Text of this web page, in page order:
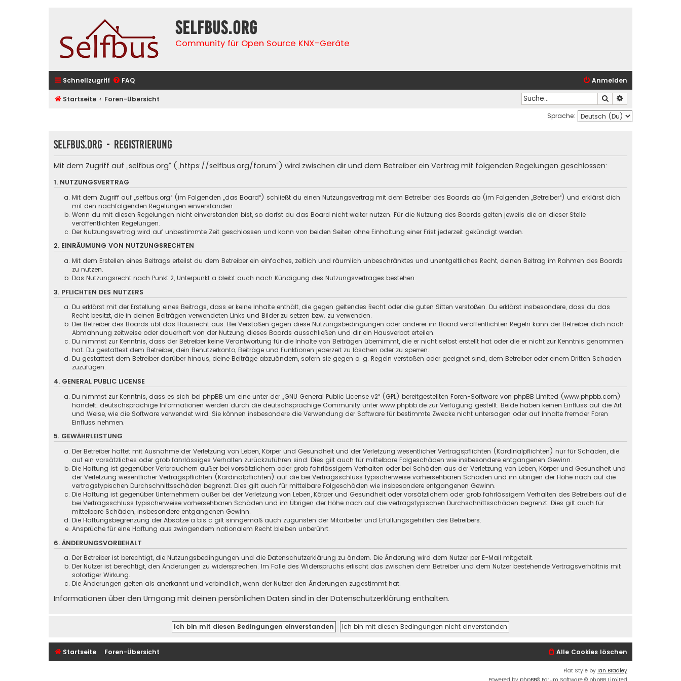
selfbus.org
Community für Open Source KNX-Geräte
Schnellzugriff FAQ Anmelden
Startseite Foren-Übersicht Suche
Sprache:
selfbus.org - Registrierung
Mit dem Zugriff auf „selfbus.org“ („https://selfbus.org/forum“) wird zwischen dir und dem Betreiber ein Vertrag mit folgenden Regelungen geschlossen:
1. NUTZUNGSVERTRAG
Mit dem Zugriff auf „selfbus.org“ (im Folgenden „das Board“) schließt du einen Nutzungsvertrag mit dem Betreiber des Boards ab (im Folgenden „Betreiber“) und erklärst dich
mit den nachfolgenden Regelungen einverstanden.
Wenn du mit diesen Regelungen nicht einverstanden bist, so darfst du das Board nicht weiter nutzen. Für die Nutzung des Boards gelten jeweils die an dieser Stelle
veröffentlichten Regelungen.
Der Nutzungsvertrag wird auf unbestimmte Zeit geschlossen und kann von beiden Seiten ohne Einhaltung einer Frist jederzeit gekündigt werden.
2. EINRÄUMUNG VON NUTZUNGSRECHTEN
Mit dem Erstellen eines Beitrags erteilst du dem Betreiber ein einfaches, zeitlich und räumlich unbeschränktes und unentgeltliches Recht, deinen Beitrag im Rahmen des Boards
zu nutzen.
Das Nutzungsrecht nach Punkt 2, Unterpunkt a bleibt auch nach Kündigung des Nutzungsvertrages bestehen.
3. PFLICHTEN DES NUTZERS
Du erklärst mit der Erstellung eines Beitrags, dass er keine Inhalte enthält, die gegen geltendes Recht oder die guten Sitten verstoßen. Du erklärst insbesondere, dass du das
Recht besitzt, die in deinen Beiträgen verwendeten Links und Bilder zu setzen bzw. zu verwenden.
Der Betreiber des Boards übt das Hausrecht aus. Bei Verstößen gegen diese Nutzungsbedingungen oder anderer im Board veröffentlichten Regeln kann der Betreiber dich nach
Abmahnung zeitweise oder dauerhaft von der Nutzung dieses Boards ausschließen und dir ein Hausverbot erteilen.
Du nimmst zur Kenntnis, dass der Betreiber keine Verantwortung für die Inhalte von Beiträgen übernimmt, die er nicht selbst erstellt hat oder die er nicht zur Kenntnis genommen
hat. Du gestattest dem Betreiber, dein Benutzerkonto, Beiträge und Funktionen jederzeit zu löschen oder zu sperren.
Du gestattest dem Betreiber darüber hinaus, deine Beiträge abzuändern, sofern sie gegen o. g. Regeln verstoßen oder geeignet sind, dem Betreiber oder einem Dritten Schaden
zuzufügen.
4. GENERAL PUBLIC LICENSE
Du nimmst zur Kenntnis, dass es sich bei phpBB um eine unter der „GNU General Public License v2“ (GPL) bereitgestellten Foren-Software von phpBB Limited (www.phpbb.com)
handelt; deutschsprachige Informationen werden durch die deutschsprachige Community unter www.phpbb.de zur Verfügung gestellt. Beide haben keinen Einfluss auf die Art
und Weise, wie die Software verwendet wird. Sie können insbesondere die Verwendung der Software für bestimmte Zwecke nicht untersagen oder auf Inhalte fremder Foren
Einfluss nehmen.
5. GEWÄHRLEISTUNG
Der Betreiber haftet mit Ausnahme der Verletzung von Leben, Körper und Gesundheit und der Verletzung wesentlicher Vertragspflichten (Kardinalpflichten) nur für Schäden, die
auf ein vorsätzliches oder grob fahrlässiges Verhalten zurückzuführen sind. Dies gilt auch für mittelbare Folgeschäden wie insbesondere entgangenen Gewinn.
Die Haftung ist gegenüber Verbrauchern außer bei vorsätzlichem oder grob fahrlässigem Verhalten oder bei Schäden aus der Verletzung von Leben, Körper und Gesundheit und
der Verletzung wesentlicher Vertragspflichten (Kardinalpflichten) auf die bei Vertragsschluss typischerweise vorhersehbaren Schäden und im übrigen der Höhe nach auf die
vertragstypischen Durchschnittsschäden begrenzt. Dies gilt auch für mittelbare Folgeschäden wie insbesondere entgangenen Gewinn.
Die Haftung ist gegenüber Unternehmern außer bei der Verletzung von Leben, Körper und Gesundheit oder vorsätzlichem oder grob fahrlässigem Verhalten des Betreibers auf die
bei Vertragsschluss typischerweise vorhersehbaren Schäden und im Übrigen der Höhe nach auf die vertragstypischen Durchschnittsschäden begrenzt. Dies gilt auch für
mittelbare Schäden, insbesondere entgangenen Gewinn.
Die Haftungsbegrenzung der Absätze a bis c gilt sinngemäß auch zugunsten der Mitarbeiter und Erfüllungsgehilfen des Betreibers.
Ansprüche für eine Haftung aus zwingendem nationalem Recht bleiben unberührt.
6. ÄNDERUNGSVORBEHALT
Der Betreiber ist berechtigt, die Nutzungsbedingungen und die Datenschutzerklärung zu ändern. Die Änderung wird dem Nutzer per E-Mail mitgeteilt.
Der Nutzer ist berechtigt, den Änderungen zu widersprechen. Im Falle des Widerspruchs erlischt das zwischen dem Betreiber und dem Nutzer bestehende Vertragsverhältnis mit
sofortiger Wirkung.
Die Änderungen gelten als anerkannt und verbindlich, wenn der Nutzer den Änderungen zugestimmt hat.
Informationen über den Umgang mit deinen persönlichen Daten sind in der Datenschutzerklärung enthalten.
Startseite Foren-Übersicht Alle Cookies löschen
Flat Style by Ian Bradley